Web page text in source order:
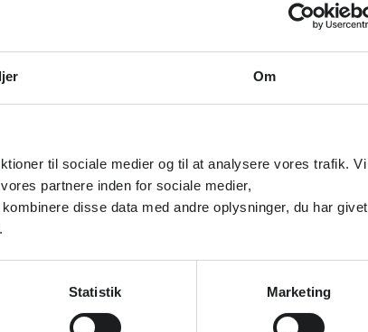
Om
til sociale medier og til at analysere vores trafik. Vi
partnere inden for sociale medier,
disse data med andre oplysninger, du har givet
Statistik Marketing
uden kvalificeret
til at tage sig
andre end børnene
landet – kommer til